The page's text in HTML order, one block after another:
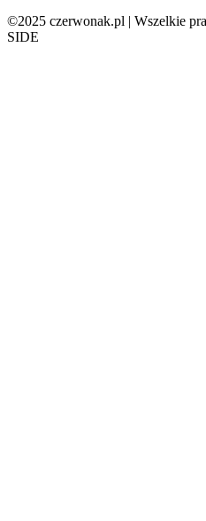
©2025 czerwonak.pl | Wszelkie
SIDE